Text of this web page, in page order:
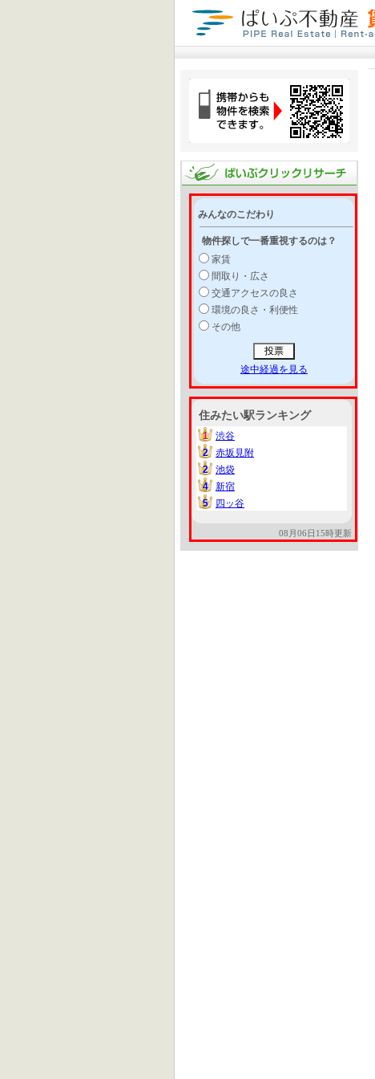
みんなのこだわり
物件探しで一番重視するのは？
家賃
間取り・広さ
交通アクセスの良さ
環境の良さ・利便性
その他
途中経過を見る
住みたい駅ランキング
1
1
渋谷
2
2
赤坂見附
2
2
池袋
4
4
新宿
5
5 四ッ谷
08月06日15時更新